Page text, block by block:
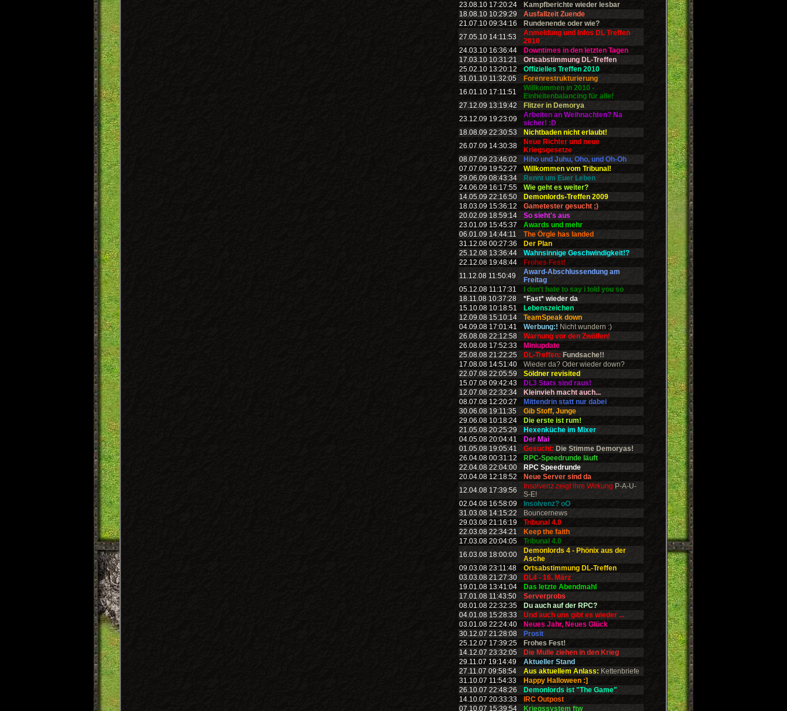
23.08.10 17:20:24
Kampfberichte wieder lesbar
18.08.10 10:29:29
Ausfallzeit Zuende
21.07.10 09:34:16
Rundenende oder wie?
27.05.10 14:11:53
Anmeldung und Infos DL Treffen
2010
24.03.10 16:36:44
Downtimes in den letzten Tagen
17.03.10 10:31:21
Ortsabstimmung DL-Treffen
25.02.10 13:20:12
Offizielles Treffen 2010
31.01.10 11:32:05
Forenrestrukturierung
16.01.10 17:11:51
Willkommen in 2010 -
Einheitenbalancing für alle!
27.12.09 13:19:42
Flitzer in Demorya
23.12.09 19:23:09
Arbeiten an Weihnachten? Na
sicher! :D
18.08.09 22:30:53
Nichtbaden nicht erlaubt!
26.07.09 14:30:38
Neue Richter und neue
Kriegsgesetze
08.07.09 23:46:02
Hiho und Juhu, Oho, und Oh-Oh
07.07.09 19:52:27
Willkommen vom Tribunal!
29.06.09 08:43:34
Rennt um Euer Leben
24.06.09 16:17:55
Wie geht es weiter?
14.05.09 22:16:50
Demonlords-Treffen 2009
18.03.09 15:36:12
Gametester gesucht ;)
20.02.09 18:59:14
So sieht's aus
23.01.09 15:45:37
Awards und mehr
06.01.09 14:44:11
The Örgle has landed
31.12.08 00:27:36
Der Plan
25.12.08 13:36:44
Wahnsinnige Geschwindigkeit!?
22.12.08 19:48:44
Frohes Fest!
11.12.08 11:50:49
Award-Abschlussendung am
Freitag
05.12.08 11:17:31
I don't hate to say i told you so
18.11.08 10:37:28
*Fast* wieder da
15.10.08 10:18:51
Lebenszeichen
12.09.08 15:10:14
TeamSpeak down
04.09.08 17:01:41
Werbung:! Nicht wundern :)
26.08.08 22:12:58
Warnung vor den Zwölfen!
26.08.08 17:52:33
Miniupdate
25.08.08 21:22:25
DL-Treffen: Fundsache!!
17.08.08 14:51:40
Wieder da? Oder wieder down?
22.07.08 22:05:59
Söldner revisited
15.07.08 09:42:43
DL3 Stats sind raus!
12.07.08 22:32:34
Kleinvieh macht auch...
08.07.08 12:20:27
Mittendrin statt nur dabei
30.06.08 19:11:35
Gib Stoff, Junge
29.06.08 10:18:24
Die erste ist rum!
21.05.08 20:25:29
Hexenküche im Mixer
04.05.08 20:04:41
Der Mai
01.05.08 19:05:41
Gesucht: Die Stimme Demoryas!
26.04.08 00:31:12
RPC-Speedrunde läuft
22.04.08 22:04:00
RPC Speedrunde
20.04.08 12:18:52
Neue Server sind da
12.04.08 17:39:56
Insolvenz zeigt ihre Wirkung P-A-U-
S-E!
02.04.08 16:58:09
Insolvenz? oO
31.03.08 14:15:22
Bouncernews
29.03.08 21:16:19
Tribunal 4.0
22.03.08 22:34:21
Keep the faith
17.03.08 20:04:05
Tribunal 4.0
16.03.08 18:00:00
Demonlords 4 - Phönix aus der
Asche
09.03.08 23:11:48
Ortsabstimmung DL-Treffen
03.03.08 21:27:30
DL4 - 16. März
19.01.08 13:41:04
Das letzte Abendmahl
17.01.08 11:43:50
Serverprobs
08.01.08 22:32:35
Du auch auf der RPC?
04.01.08 15:28:33
Und auch uns gibt es wieder ...
03.01.08 22:24:40
Neues Jahr, Neues Glück
30.12.07 21:28:08
Prosit
25.12.07 17:39:25
Frohes Fest!
14.12.07 23:32:05
Die Mulle ziehen in den Krieg
29.11.07 19:14:49
Aktueller Stand
27.11.07 09:58:54
Aus aktuellem Anlass: Kettenbriefe
31.10.07 11:54:33
Happy Halloween :]
26.10.07 22:48:26
Demonlords ist "The Game"
14.10.07 20:33:33
IRC Outpost
07.10.07 15:39:54
Kriegssystem ftw